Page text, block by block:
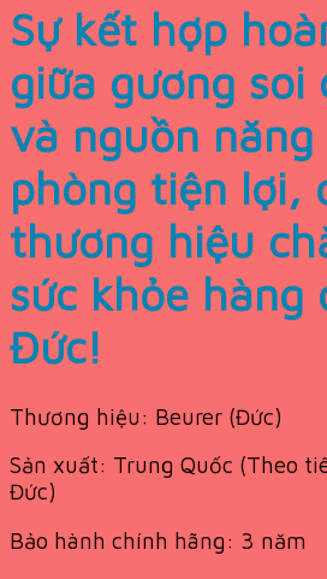
Sự kết hợp
giữa gương soi
và nguồn
phòng tiện lợi,
thương hiệu
sức khỏe hàng
Đức!
Thương hiệu: Beurer (Đức)
Sản xuất: Trung Quốc (Theo
Đức)
Bảo hành chính hãng: 3 năm